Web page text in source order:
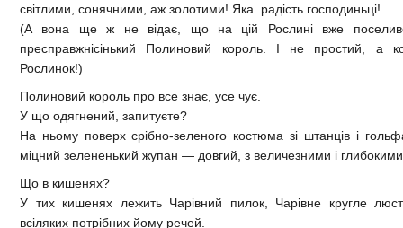
світлими, сонячними, аж золотими! Яка радість господиньці!
(А вона ще ж не відає, що на цій Рослині вже поселився
пресправжнісінький Полиновий король. І не простий, а
Рослинок!)
Полиновий король про все знає, усе чує.
У що одягнений, запитуєте?
На ньому поверх срібно-зеленого костюма зі штанців і
міцний зелененький жупан — довгий, з величезними і
Що в кишенях?
У тих кишенях лежить Чарівний пилок, Чарівне кругле
всіляких потрібних йому речей.